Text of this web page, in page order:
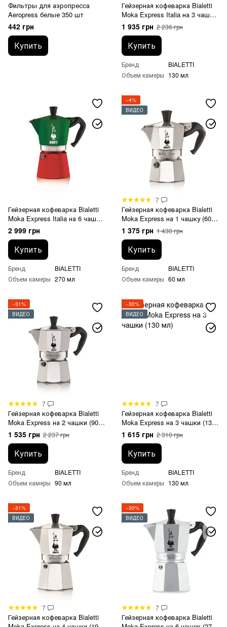
Фильтры для аэропресса
Aeropress белые 350 шт
442 грн
Купить
Гейзерная кофеварка Bialetti
Moka Express Italia на 3 чашки
цветная (130 мл)
1 935 грн 2 236 грн
Купить
Бренд
BIALETTI
Объем камеры 130 мл
Гейзерная кофеварка Bialetti
Moka Express Italia на 6 чашек
цветная (270 мл)
2 999 грн
Купить
Бренд
BIALETTI
Объем камеры 270 мл
−4%
ВИДЕО
7
Гейзерная кофеварка Bialetti
Moka Express на 1 чашку (60
мл)
1 375 грн 1 430 грн
Купить
Бренд
BIALETTI
Объем камеры 60 мл
−31%
ВИДЕО
7
Гейзерная кофеварка Bialetti
Moka Express на 2 чашки (90
мл)
1 535 грн 2 237 грн
Купить
Бренд
BIALETTI
Объем камеры 90 мл
−30%
ВИДЕО
7
Гейзерная кофеварка Bialetti
Moka Express на 3 чашки (130
мл)
1 615 грн 2 310 грн
Купить
Бренд
BIALETTI
Объем камеры 130 мл
−31%
ВИДЕО
7
Гейзерная кофеварка Bialetti
−30%
ВИДЕО
7
Гейзерная кофеварка Bialetti